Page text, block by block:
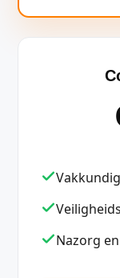
Nazorg